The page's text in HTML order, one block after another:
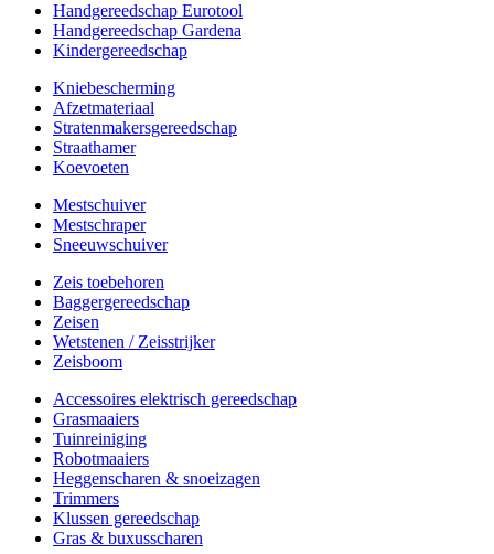
Handgereedschap Eurotool
Handgereedschap Gardena
Kindergereedschap
Kniebescherming
Afzetmateriaal
Stratenmakersgereedschap
Straathamer
Koevoeten
Mestschuiver
Mestschraper
Sneeuwschuiver
Zeis toebehoren
Baggergereedschap
Zeisen
Wetstenen / Zeisstrijker
Zeisboom
Accessoires elektrisch gereedschap
Grasmaaiers
Tuinreiniging
Robotmaaiers
Heggenscharen & snoeizagen
Trimmers
Klussen gereedschap
Gras & buxusscharen